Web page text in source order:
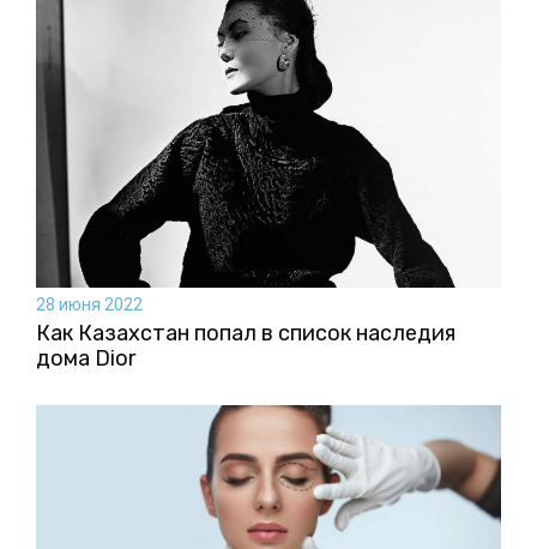
28 июня 2022
Как Казахстан попал в список наследия
дома Dior